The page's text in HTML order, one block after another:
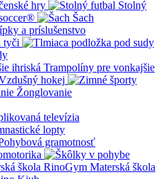
hry
Stolný
Šach
a príslušenstvo
tyči
Trampolíny pre vonkajšie
hokej
Žonglovanie
televízia
lopty
gramotnosť
Materská škola